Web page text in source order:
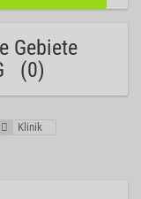
Gebiete
(0)
Klinik